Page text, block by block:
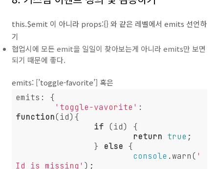
this.$emit 이 아니라 props:{} 와 같은 레벨에서 emits 선언하
기
협업시에 모든 emit을 일일이 찾아보는게 아니라 emits만 보면
되기 때문에 좋다.
emits: [’toggle-favorite’] 혹은
emits: {
'toggle-vavorite'
function(id) {
if (id) {
return true ;
		}
else {
console .warn( '
Id is missing' );